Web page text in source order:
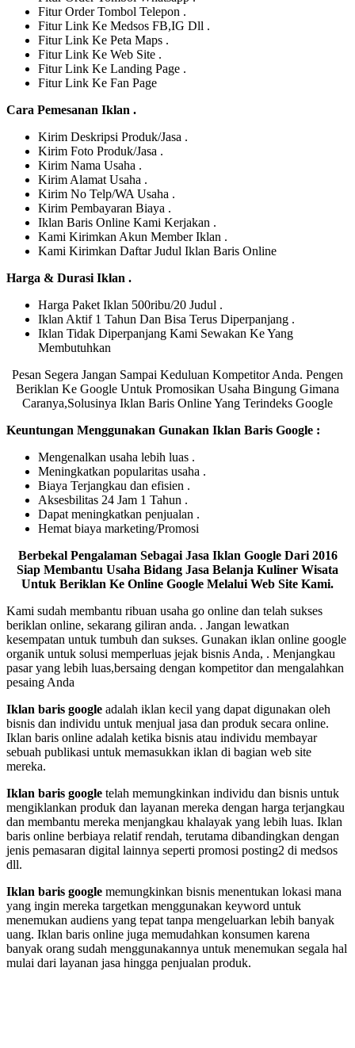
Fitur Order Tombol Telepon .
Fitur Link Ke Medsos FB,IG Dll .
Fitur Link Ke Peta Maps .
Fitur Link Ke Web Site .
Fitur Link Ke Landing Page .
Fitur Link Ke Fan Page
Cara Pemesanan Iklan .
Kirim Deskripsi Produk/Jasa .
Kirim Foto Produk/Jasa .
Kirim Nama Usaha .
Kirim Alamat Usaha .
Kirim No Telp/WA Usaha .
Kirim Pembayaran Biaya .
Iklan Baris Online Kami Kerjakan .
Kami Kirimkan Akun Member Iklan .
Kami Kirimkan Daftar Judul Iklan Baris Online
Harga & Durasi Iklan .
Harga Paket Iklan 500ribu/20 Judul .
Iklan Aktif 1 Tahun Dan Bisa Terus Diperpanjang .
Iklan Tidak Diperpanjang Kami Sewakan Ke Yang
Membutuhkan
Pesan Segera Jangan Sampai Keduluan Kompetitor Anda. Pengen
Beriklan Ke Google Untuk Promosikan Usaha Bingung Gimana
Caranya,Solusinya Iklan Baris Online Yang Terindeks Google
Keuntungan Menggunakan Gunakan Iklan Baris Google :
Mengenalkan usaha lebih luas .
Meningkatkan popularitas usaha .
Biaya Terjangkau dan efisien .
Aksesbilitas 24 Jam 1 Tahun .
Dapat meningkatkan penjualan .
Hemat biaya marketing/Promosi
Berbekal Pengalaman Sebagai Jasa Iklan Google Dari 2016
Siap Membantu Usaha Bidang Jasa Belanja Kuliner Wisata
Untuk Beriklan Ke Online Google Melalui Web Site Kami.
Kami sudah membantu ribuan usaha go online dan telah sukses
beriklan online, sekarang giliran anda. . Jangan lewatkan
kesempatan untuk tumbuh dan sukses. Gunakan iklan online google
organik untuk solusi memperluas jejak bisnis Anda, . Menjangkau
pasar yang lebih luas,bersaing dengan kompetitor dan mengalahkan
pesaing Anda
Iklan baris google adalah iklan kecil yang dapat digunakan oleh
bisnis dan individu untuk menjual jasa dan produk secara online.
Iklan baris online adalah ketika bisnis atau individu membayar
sebuah publikasi untuk memasukkan iklan di bagian web site
mereka.
Iklan baris google telah memungkinkan individu dan bisnis untuk
mengiklankan produk dan layanan mereka dengan harga terjangkau
dan membantu mereka menjangkau khalayak yang lebih luas. Iklan
baris online berbiaya relatif rendah, terutama dibandingkan dengan
jenis pemasaran digital lainnya seperti promosi posting2 di medsos
dll.
Iklan baris google memungkinkan bisnis menentukan lokasi mana
yang ingin mereka targetkan menggunakan keyword untuk
menemukan audiens yang tepat tanpa mengeluarkan lebih banyak
uang. Iklan baris online juga memudahkan konsumen karena
banyak orang sudah menggunakannya untuk menemukan segala hal
mulai dari layanan jasa hingga penjualan produk.